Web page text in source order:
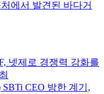
에서 발견된 바다거
넷제로 경쟁력 강화를
CEO 방한 계기,